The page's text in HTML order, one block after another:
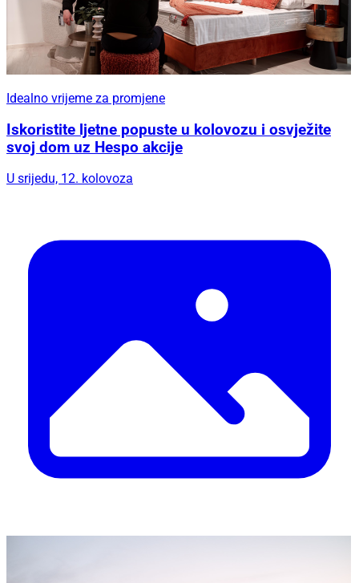
Idealno vrijeme za promjene
Iskoristite ljetne popuste u kolovozu i osvježite
svoj dom uz Hespo akcije
U srijedu, 12. kolovoza